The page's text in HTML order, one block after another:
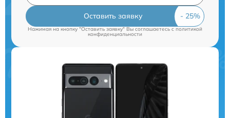
Оставить заявку
Нажимая на кнопку "Оставить заявку" Вы соглашаетесь c политикой
конфиденциальности